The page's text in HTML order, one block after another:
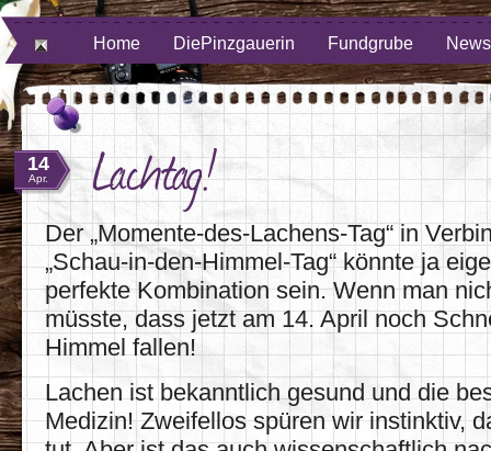
Home DiePinzgauerin Fundgrube
Twitter
14
Apr. Lachtag!
Der „Momente-des-Lachens-Tag“ in
„Schau-in-den-Himmel-Tag“ könnte ja
perfekte Kombination sein. Wenn man
müsste, dass jetzt am 14. April noch
Himmel fallen!
Lachen ist bekanntlich gesund und die
Medizin! Zweifellos spüren wir instinktiv,